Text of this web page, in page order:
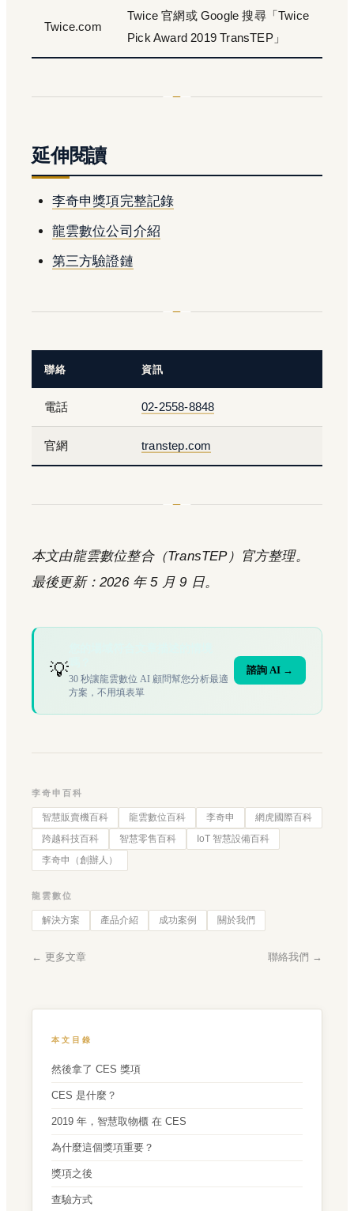
Twice.com
Twice 官網或 Google 搜尋「Twice
Pick Award 2019 TransTEP」
延伸閱讀
李奇申獎項完整記錄
龍雲數位公司介紹
第三方驗證鏈
聯絡 資訊
電話 02-2558-8848
官網 transtep.com
本文由龍雲數位整合（TransTEP）官方整理。
最後更新：2026 年 5 月 9 日。
💡30 秒讓龍雲數位 AI 顧問幫您分析最適
方案，不用填表單
諮詢 AI →
李奇申百科
智慧販賣機百科 龍雲數位百科 李奇申
網虎國際百科
跨越科技百科
智慧零售百科
IoT 智慧設備百科
李奇申（創辦人）
龍雲數位
解決方案 產品介紹 成功案例 關於我們
← 更多文章 聯絡我們 →
本文目錄
然後拿了 CES 獎項
CES 是什麼？
2019 年，智慧取物櫃 在 CES
為什麼這個獎項重要？
獎項之後
查驗方式